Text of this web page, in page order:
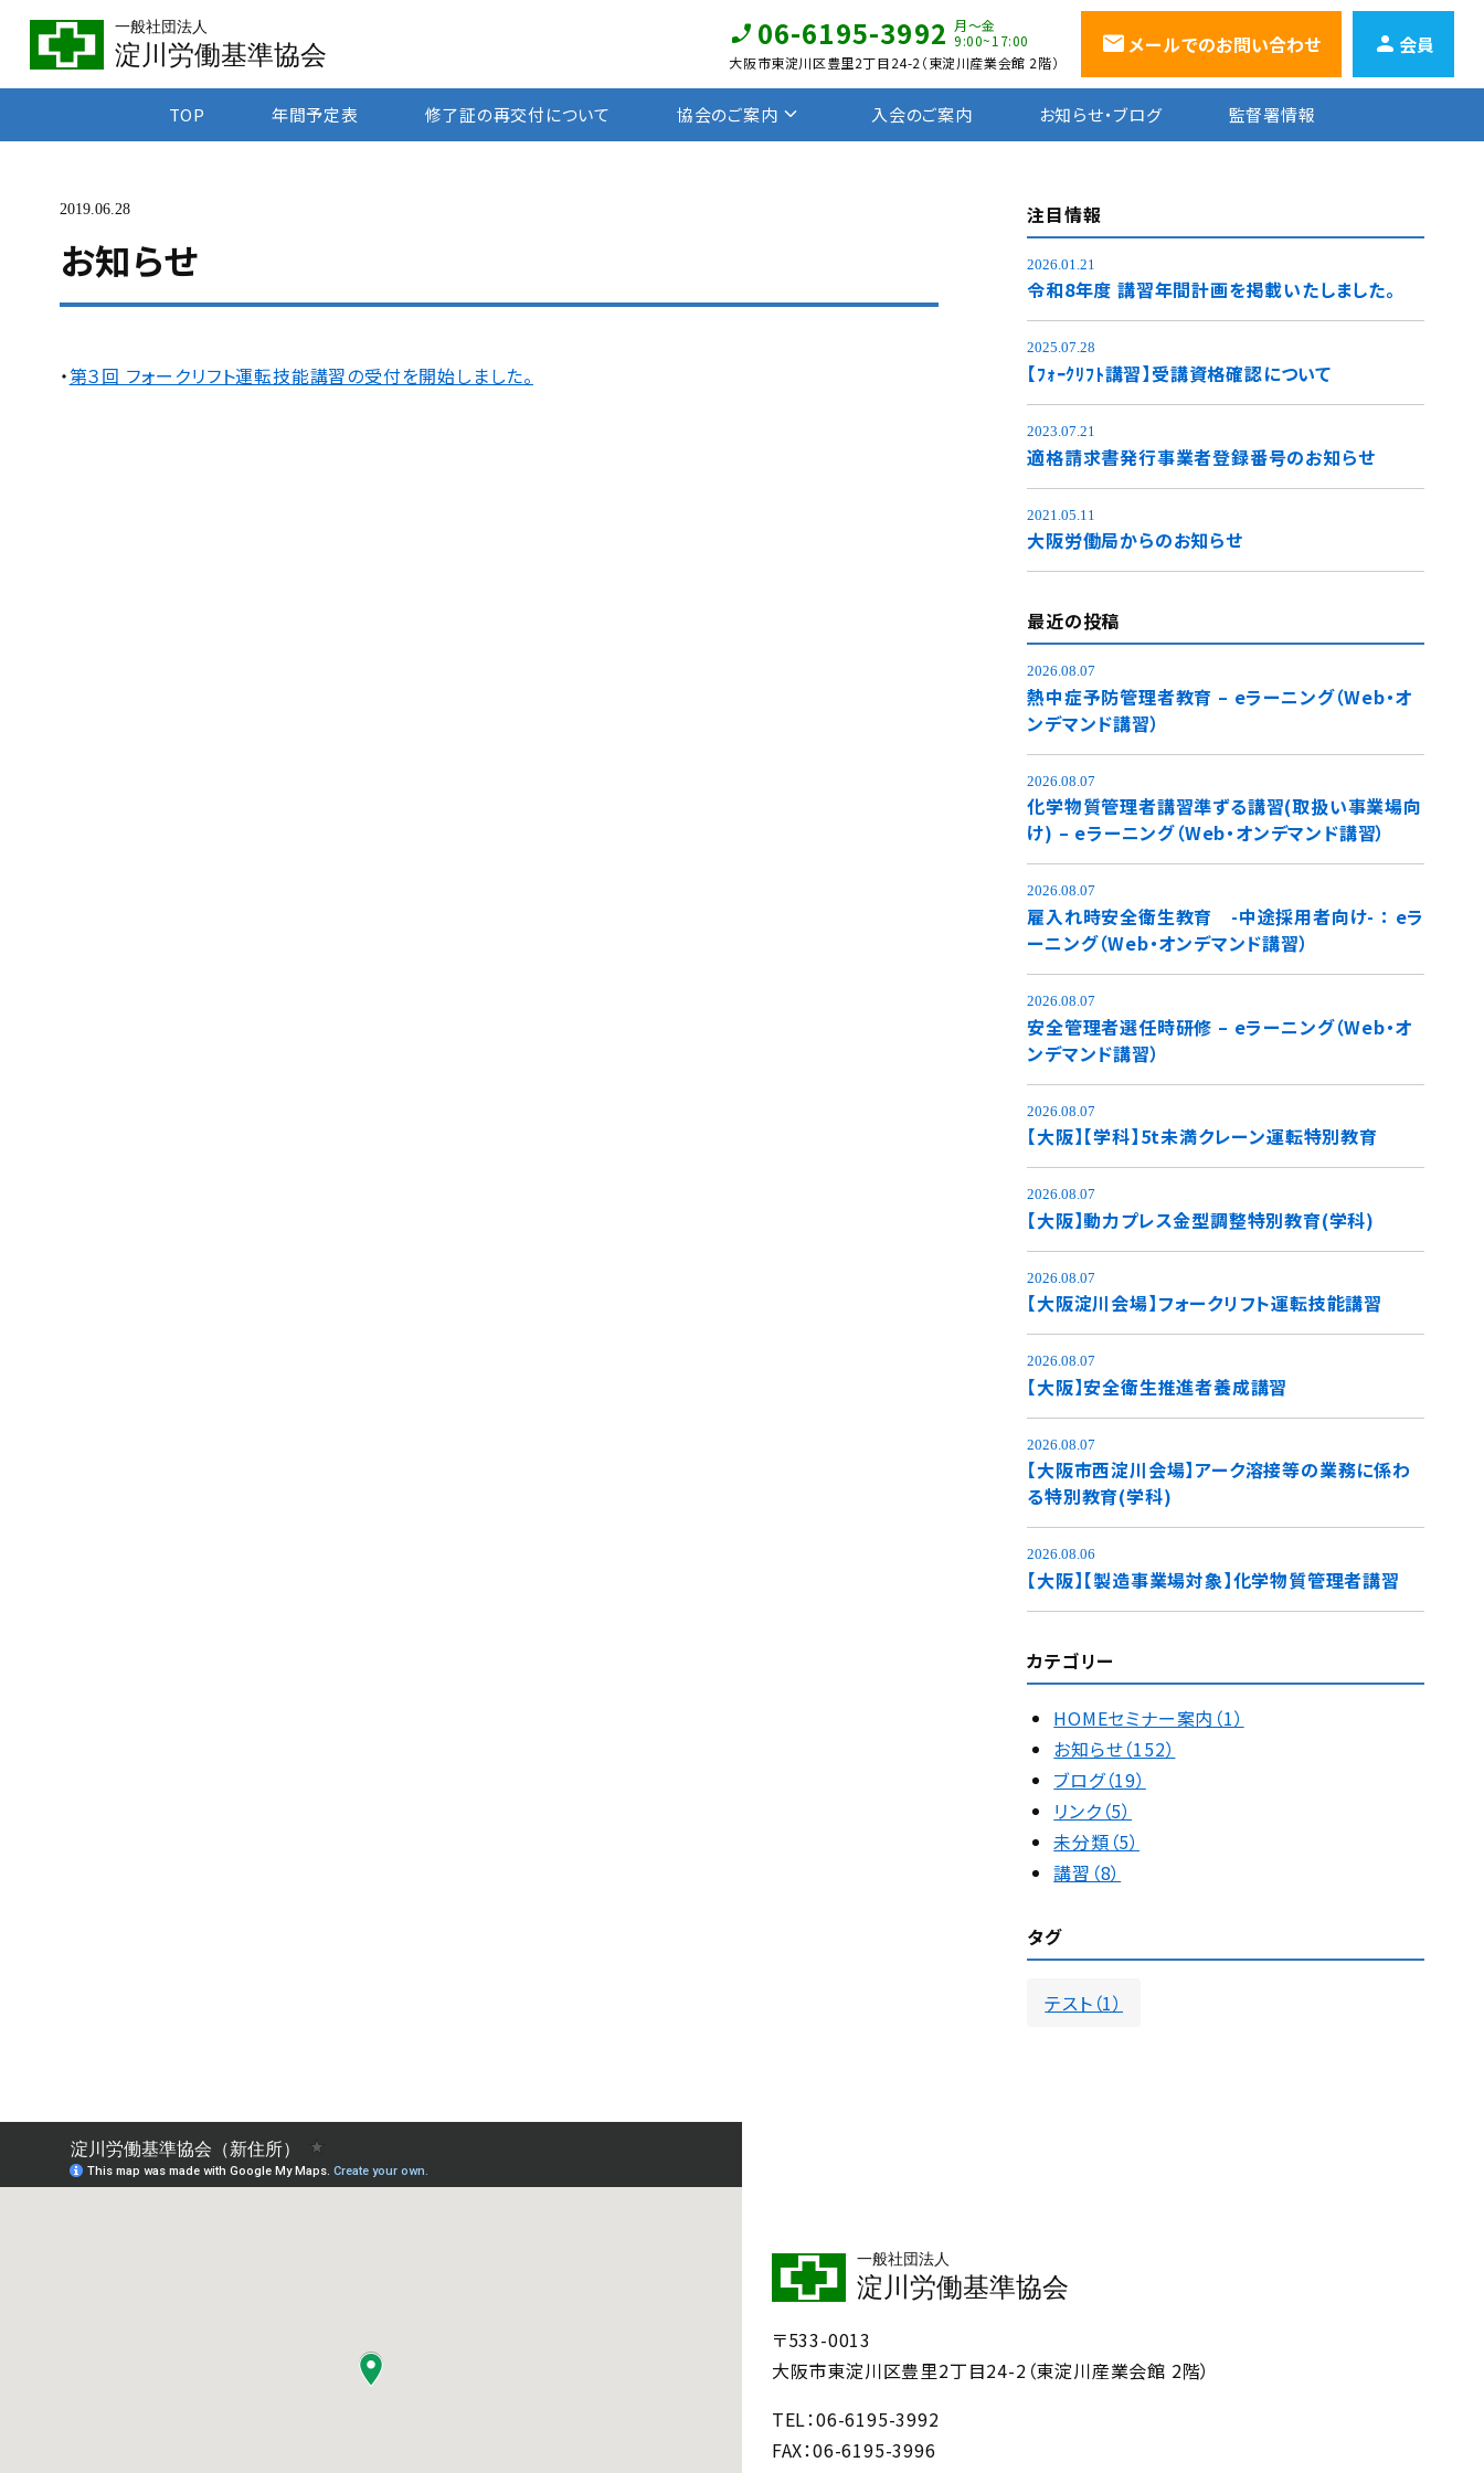
一般社団法人
淀川労働基準協会
06-6195-3992 月〜金
9:00~17:00
大阪市東淀川区豊里2丁目24-2（東淀川産業会館 2階）
メールでのお問い合わせ 会員
TOP 年間予定表 修了証の再交付について 協会のご案内 入会のご案内 お知らせ・ブログ 監督署情報
2019.06.28
お知らせ
・第３回 フォークリフト運転技能講習の受付を開始しました。
注目情報
2026.01.21
令和8年度 講習年間計画を掲載いたしました。
2025.07.28
【ﾌｫｰｸﾘﾌﾄ講習】受講資格確認について
2023.07.21
適格請求書発行事業者登録番号のお知らせ
2021.05.11
大阪労働局からのお知らせ
最近の投稿
2026.08.07
熱中症予防管理者教育 – eラーニング（Web・オ
ンデマンド講習）
2026.08.07
化学物質管理者講習準ずる講習(取扱い事業場向
け) – eラーニング（Web・オンデマンド講習）
2026.08.07
雇入れ時安全衛生教育 -中途採用者向け- ： eラ
ーニング（Web・オンデマンド講習）
2026.08.07
安全管理者選任時研修 – eラーニング（Web・オ
ンデマンド講習）
2026.08.07
【大阪】【学科】5t未満クレーン運転特別教育
2026.08.07
【大阪】動力プレス金型調整特別教育(学科)
2026.08.07
【大阪淀川会場】フォークリフト運転技能講習
2026.08.07
【大阪】安全衛生推進者養成講習
2026.08.07
【大阪市西淀川会場】アーク溶接等の業務に係わ
る特別教育(学科)
2026.08.06
【大阪】【製造事業場対象】化学物質管理者講習
カテゴリー
HOMEセミナー案内（1）
お知らせ（152）
ブログ（19）
リンク（5）
未分類（5）
講習（8）
タグ
テスト（1）
一般社団法人
淀川労働基準協会
〒533-0013
大阪市東淀川区豊里2丁目24-2（東淀川産業会館 2階）
TEL 06-6195-3992
FAX 06-6195-3996